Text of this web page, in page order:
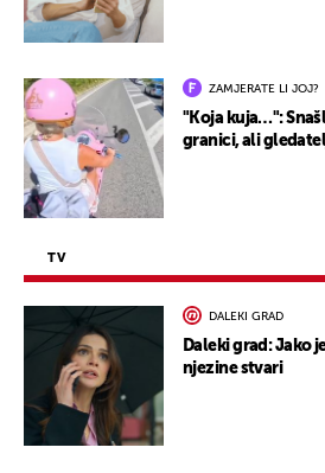
ZAMJERATE LI JOJ?
"Koja kuja…":
granici, ali
TV
DALEKI GRAD
Daleki grad: Jako
njezine stvari